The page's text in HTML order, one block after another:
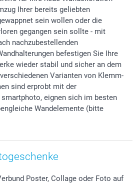
Ihrer bereits geliebten
sein wollen oder die
gegangen sein sollte - mit
nachzubestellenden
befestigen Sie Ihre
wieder stabil und sicher an dem
Varianten von Klemm-
sind erprobt mit der
eignen sich im besten
Wandelemente (bitte
Poster, Collage oder Foto auf